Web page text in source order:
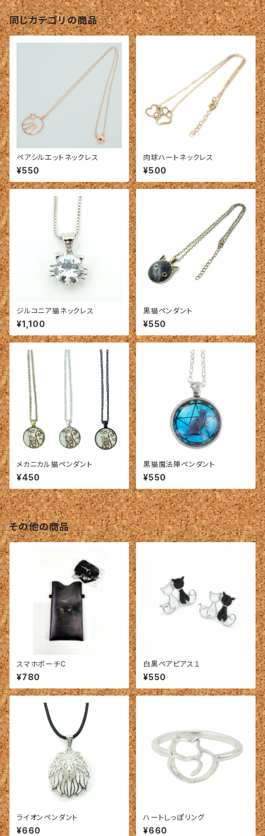
同じカテゴリの商品
ペアシルエットネックレス
¥550
肉球ハートネックレス
¥500
ジルコニア猫ネックレス
¥1,100
黒猫ペンダント
¥550
メカニカル猫ペンダント
¥450
黒猫魔法陣ペンダント
¥550
その他の商品
スマホポーチC
¥780
白黒ペアピアス１
¥550
ライオンペンダント
¥660
ハートしっぽリング
¥660